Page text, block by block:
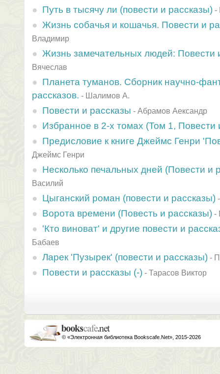
Путь в тысячу ли (повести и рассказы) -
Жизнь собачья и кошачья. Повести и
Владимир
Жизнь замечательных людей: Повести
Вячеслав
Планета туманов. Сборник научно-
рассказов. - Шалимов А.
Повести и рассказы - Абрамов Аександр
Избранное в 2-х томах (Том 1, Повести
Предисловие к книге Джеймс Генри
Джеймс Генри
Несколько печальных дней (Повести и
Василий
Цыганский роман (повести и рассказы)
Ворота времени (Повесть и рассказы) -
'Кто виноват' и другие повести и
Бабаев
Ларек 'Пузырек' (повести и рассказы) -
Повести и рассказы (-) - Тарасов Виктор
© «Электронная библиотека Bookscafe.Net», 2015-2026